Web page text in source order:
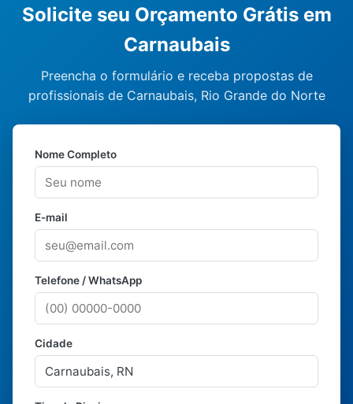
Solicite seu Orçamento Grátis em
Carnaubais
Preencha o formulário e receba propostas de
profissionais de Carnaubais, Rio Grande do Norte
Nome Completo
E-mail
Telefone / WhatsApp
Cidade